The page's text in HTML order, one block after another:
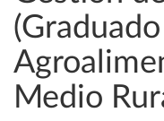
Medio